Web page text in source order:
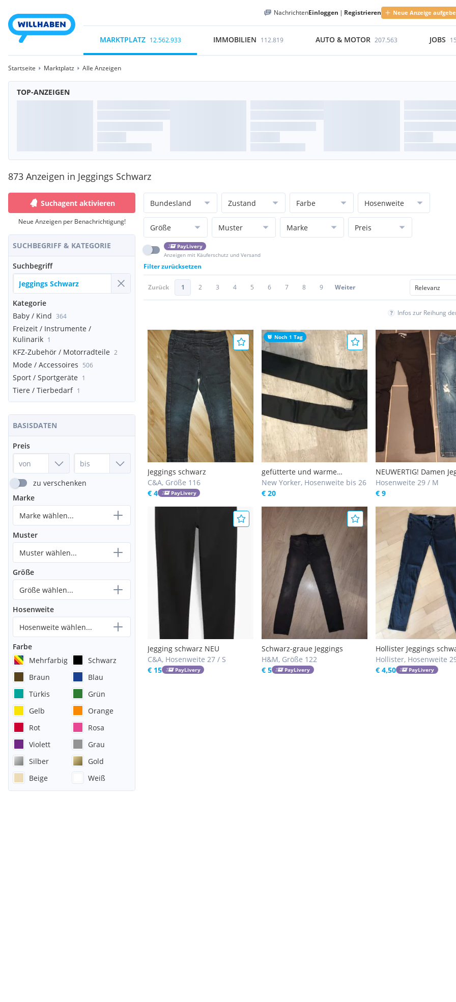
NachrichtenEinloggen | Registrieren Neue Anzeige
MARKTPLATZ 12.562.933 IMMOBILIEN 112.819 AUTO & MOTOR 207.563 JOBS
Startseite Marktplatz Alle Anzeigen
TOP-ANZEIGEN
873 Anzeigen in Jeggings Schwarz
Suchagent aktivieren
Neue Anzeigen per Benachrichtigung!
SUCHBEGRIFF & KATEGORIE
Suchbegriff
Kategorie
Baby / Kind 364
Freizeit / Instrumente /
Kulinarik 1
KFZ-Zubehör / Motorradteile 2
Mode / Accessoires 506
Sport / Sportgeräte 1
Tiere / Tierbedarf 1
BASISDATEN
Preis
zu verschenken
Marke
Marke wählen...
Muster
Muster wählen...
Größe
Größe wählen...
Hosenweite
Hosenweite wählen...
Farbe
Mehrfarbig
Schwarz
Braun
Blau
Türkis
Grün
Gelb
Orange
Rot
Rosa
Violett
Grau
Silber
Gold
Beige
Weiß
Bundesland Zustand Farbe Hosenweite
Größe Muster Marke Preis
PayLivery
Anzeigen mit Käuferschutz und Versand
Filter zurücksetzen
Zurück 1 2 3 4 5 6 7 8 9 Weiter
Infos zur Reihung
Jeggings schwarz
C&A, Größe 116
€ 4
PayLivery
Noch 1 Tag
gefütterte und warme
Lederoptik Hose / Jeggings
schwarz Jeggings Gr.26
New Yorker, Hosenweite bis 26
€ 20
NEUWERTIG! Damen
in Größe M - destroyed
Jeggings von
Hosenweite 29 / M
€ 9
Jegging schwarz NEU
C&A, Hosenweite 27 / S
€ 15
PayLivery
Schwarz-graue Jeggings
H&M, Größe 122
€ 5
PayLivery
Hollister Jeggings
Hollister, Hosenweite
€ 4,50
PayLivery